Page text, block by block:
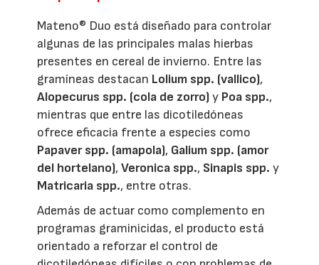
Mateno® Duo está diseñado para controlar
algunas de las principales malas hierbas
presentes en cereal de invierno. Entre las
gramíneas destacan Lolium spp. (vallico),
Alopecurus spp. (cola de zorro)y Poa spp.,
mientras que entre las dicotiledóneas
ofrece eficacia frente a especies como
Papaver spp. (amapola), Galium spp. (amor
del hortelano),Veronica spp., Sinapis spp. y
Matricaria spp., entre otras.
Además de actuar como complemento en
programas graminicidas, el producto está
orientado a reforzar el control de